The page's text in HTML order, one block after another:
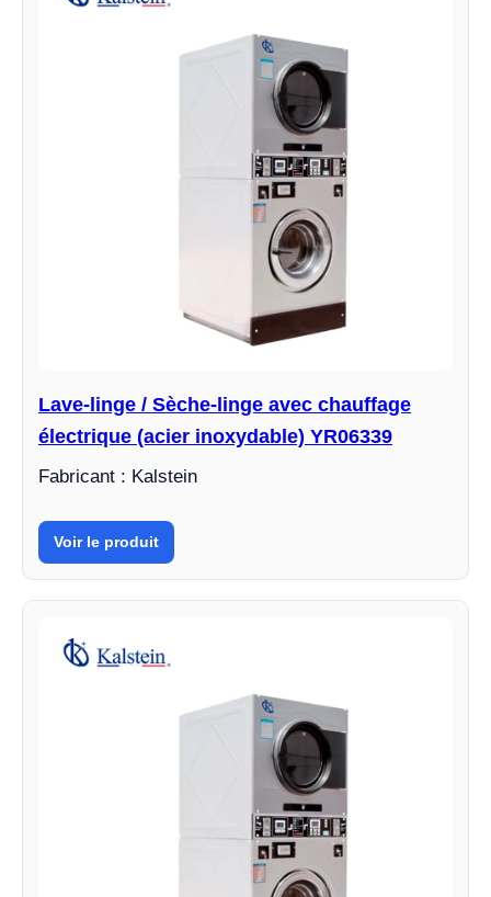
Lave-linge / Sèche-linge avec chauffage
électrique (acier inoxydable) YR06339
Fabricant : Kalstein
Voir le produit